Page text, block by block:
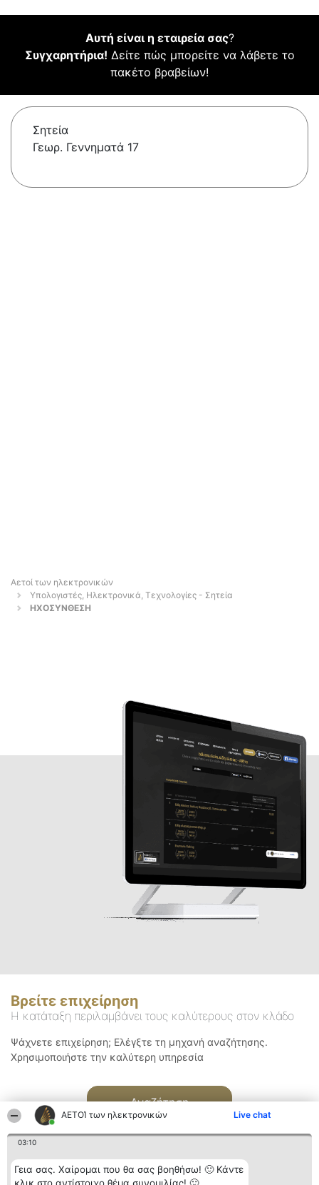
ΑΕΤΟΊ των ηλεκτρονικών Live chat
03:10
Γεια σας. Χαίρομαι που θα σας βοηθήσω! 🙂 Κάντε
Αυτή είναι η εταιρεία σας?
Συγχαρητήρια! Δείτε πώς μπορείτε να λάβετε το
πακέτο βραβείων!
Σητεία
Γεωρ. Γεννηματά 17
Αετοί των ηλεκτρονικών
Υπολογιστές, Ηλεκτρονικά, Τεχνολογίες - Σητεία
ΗΧΟΣΥΝΘΕΣΗ
Βρείτε επιχείρηση
Η κατάταξη περιλαμβάνει τους καλύτερους στον κλάδο
Ψάχνετε επιχείρηση; Ελέγξτε τη μηχανή αναζήτησης.
Χρησιμοποιήστε την καλύτερη υπηρεσία
Αναζήτηση